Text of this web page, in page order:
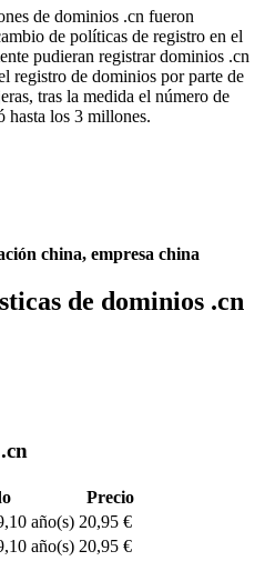
de dominios .cn fueron
de políticas de registro en el
pudieran registrar dominios .cn
registro de dominios por parte de
tras la medida el número de
hasta los 3 millones.
china, empresa china
de dominios .cn
Precio
año(s) 20,95 €
año(s) 20,95 €